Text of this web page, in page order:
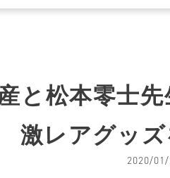
と松本零士
激レアグッズ
2020/